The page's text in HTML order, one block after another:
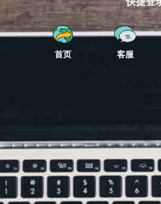
首页 客服